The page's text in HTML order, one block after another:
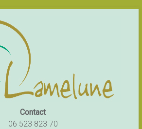
Contact
06 523 823 70